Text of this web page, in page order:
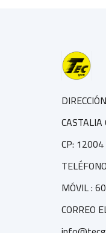
CP:
MÓVIL :
CORREO